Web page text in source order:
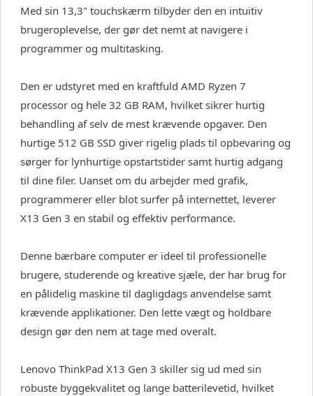
Med sin 13,3" touchskærm tilbyder den en intuitiv
brugeroplevelse, der gør det nemt at navigere i
programmer og multitasking.
Den er udstyret med en kraftfuld AMD Ryzen 7
processor og hele 32 GB RAM, hvilket sikrer hurtig
behandling af selv de mest krævende opgaver. Den
hurtige 512 GB SSD giver rigelig plads til opbevaring og
sørger for lynhurtige opstartstider samt hurtig adgang
til dine filer. Uanset om du arbejder med grafik,
programmerer eller blot surfer på internettet, leverer
X13 Gen 3 en stabil og effektiv performance.
Denne bærbare computer er ideel til professionelle
brugere, studerende og kreative sjæle, der har brug for
en pålidelig maskine til dagligdags anvendelse samt
krævende applikationer. Den lette vægt og holdbare
design gør den nem at tage med overalt.
Lenovo ThinkPad X13 Gen 3 skiller sig ud med sin
robuste byggekvalitet og lange batterilevetid, hvilket